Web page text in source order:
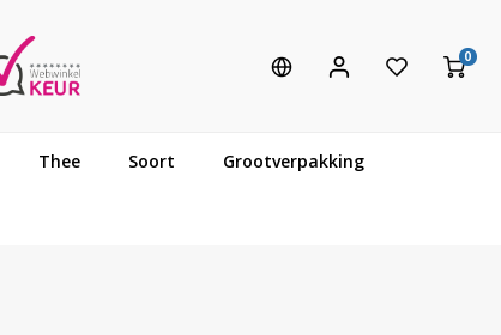
0
Thee Soort Grootverpakking